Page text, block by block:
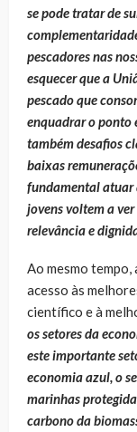
se pode tratar de
pescadores nas
esquecer que a
pescado que
enquadrar o ponto
também desafios
baixas
fundamental atuar
jovens voltem a
relevância e
Ao mesmo
acesso às
científico e à
os setores da
este importante
economia azul, o
marinhas
carbono da